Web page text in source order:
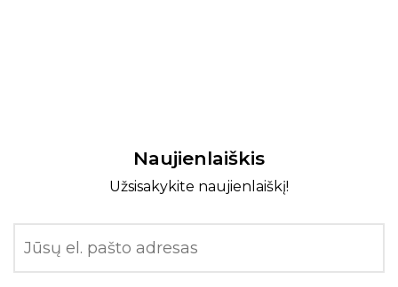
Naujienlaiškis
Užsisakykite naujienlaiškį!